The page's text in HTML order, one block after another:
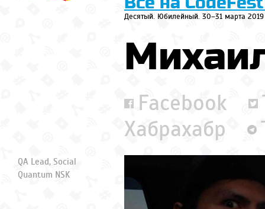
Десятый. Юбилейный. 30–31 марта 2019
Facebook
Хабрахабр
QA Lead, Social
Quantum NSK